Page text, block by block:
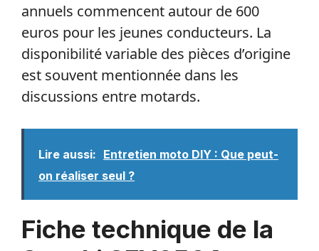
annuels commencent autour de 600
euros pour les jeunes conducteurs. La
disponibilité variable des pièces d’origine
est souvent mentionnée dans les
discussions entre motards.
Lire aussi: Entretien moto DIY : Que peut-
on réaliser seul ?
Fiche technique de la